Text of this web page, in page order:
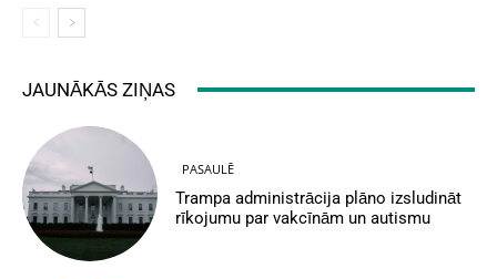
JAUNĀKĀS ZIŅAS
PASAULĒ
Trampa administrācija plāno izsludināt
rīkojumu par vakcīnām un autismu